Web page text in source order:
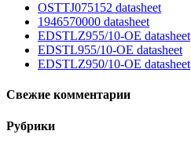
OSTTJ075152 datasheet
1946570000 datasheet
EDSTLZ955/10-OE datasheet
EDSTL955/10-OE datasheet
EDSTLZ950/10-OE datasheet
Свежие комментарии
Рубрики